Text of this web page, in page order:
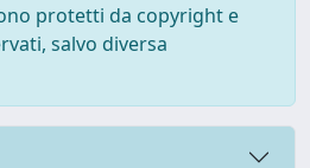
protetti da copyright e
salvo diversa